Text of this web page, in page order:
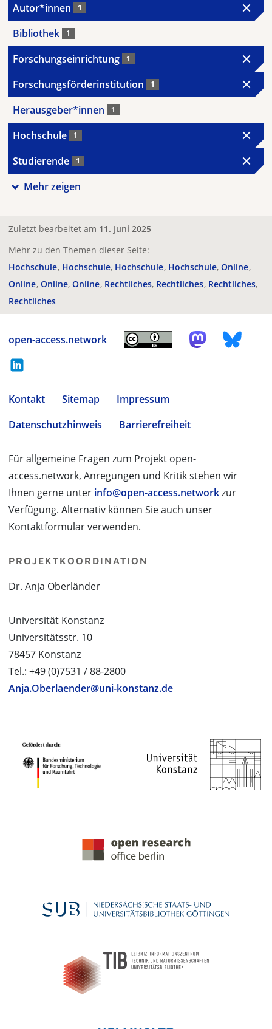
Autor*innen 1
Bibliothek 1
Forschungseinrichtung 1
Forschungsförderinstitution 1
Herausgeber*innen 1
Hochschule 1
Studierende 1
Mehr zeigen
Zuletzt bearbeitet am 11. Juni 2025
Mehr zu den Themen dieser Seite:
Hochschule Hochschule Hochschule Hochschule Online
Online Online Online Rechtliches Rechtliches Rechtliches
Rechtliches
open-access.network
Kontakt Sitemap
Impressum
Datenschutzhinweis
Barrierefreiheit
Für allgemeine Fragen zum Projekt open-
access.network, Anregungen und Kritik stehen wir
Ihnen gerne unter info@open-access.networkzur
Verfügung. Alternativ können Sie auch unser
Kontaktformular verwenden.
PROJEKTKOORDINATION
Dr. Anja Oberländer
Universität Konstanz
Universitätsstr. 10
78457 Konstanz
Tel.: +49 (0)7531 / 88-2800
Anja.Oberlaender@uni-konstanz.de